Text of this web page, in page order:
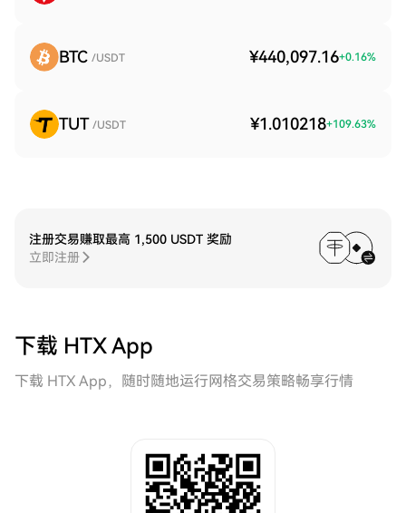
BTC /USDT ¥440,097.16+0.16%
TUT /USDT ¥1.010218+109.63%
注册交易赚取最高 1,500 USDT 奖励
立即注册
下载 HTX App
下载 HTX App，随时随地运行网格交易策略畅享行情